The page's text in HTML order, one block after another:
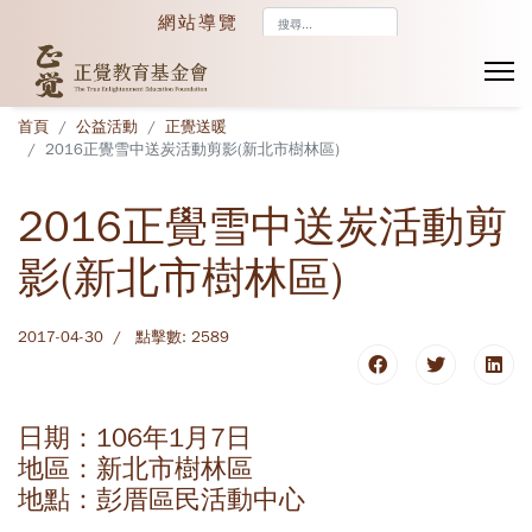
網站導覽
首頁 公益活動
正覺送暖
2016正覺雪中送炭活動剪影(新北市樹林區)
2016正覺雪中送炭活動剪
影(新北市樹林區)
2017-04-30 點擊數: 2589
日期：106年1月7日
地區：新北市樹林區
地點：彭厝區民活動中心